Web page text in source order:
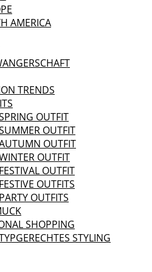
AMERICA
TRENDS
OUTFIT
OUTFIT
OUTFIT
OUTFIT
FESTIVAL OUTFIT
FESTIVE OUTFITS
PARTY OUTFITS
SHOPPING
STYLING